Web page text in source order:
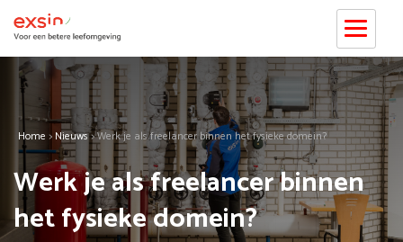
Home > Nieuws>Werk je als freelancer binnen het fysieke domein?
Werk je als freelancer binnen
het fysieke domein?